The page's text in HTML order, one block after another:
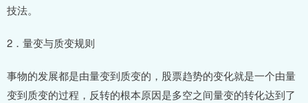
技法。
2．量变与质变规则
事物的发展都是由量变到质变的，股票趋势的变化就是一个由量
变到质变的过程，反转的根本原因是多空之间量变的转化达到了